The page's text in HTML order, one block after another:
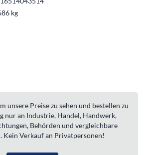
kg
unsere Preise zu sehen und bestellen zu
nur an Industrie, Handel, Handwerk,
Behörden und vergleichbare
Kein Verkauf an Privatpersonen!